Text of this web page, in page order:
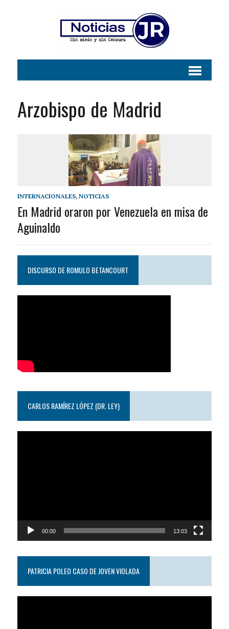
Arzobispo de Madrid
INTERNACIONALES, NOTICIAS
En Madrid oraron por Venezuela en misa de
Aguinaldo
DISCURSO DE ROMULO BETANCOURT
CARLOS RAMÍREZ LÓPEZ (DR. LEY)
00:00 13:03
PATRICIA POLEO CASO DE JOVEN VIOLADA